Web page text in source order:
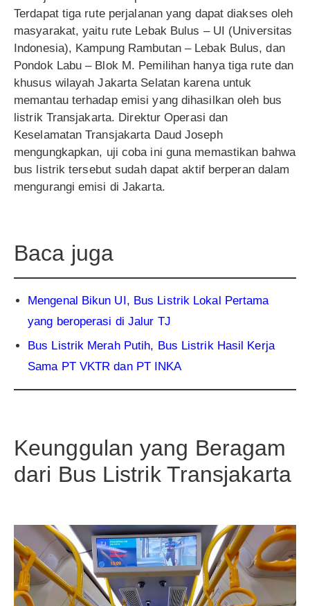
Terdapat tiga rute perjalanan yang dapat diakses oleh
masyarakat, yaitu rute Lebak Bulus – UI (Universitas
Indonesia), Kampung Rambutan – Lebak Bulus, dan
Pondok Labu – Blok M. Pemilihan hanya tiga rute dan
khusus wilayah Jakarta Selatan karena untuk
memantau terhadap emisi yang dihasilkan oleh bus
listrik Transjakarta. Direktur Operasi dan
Keselamatan Transjakarta Daud Joseph
mengungkapkan, uji coba ini guna memastikan bahwa
bus listrik tersebut sudah dapat aktif berperan dalam
mengurangi emisi di Jakarta.
Baca juga
Mengenal Bikun UI, Bus Listrik Lokal Pertama
yang beroperasi di Jalur TJ
Bus Listrik Merah Putih, Bus Listrik Hasil Kerja
Sama PT VKTR dan PT INKA
Keunggulan yang Beragam
dari Bus Listrik Transjakarta